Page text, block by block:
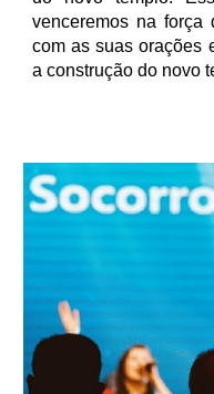
venceremos na
com as suas orações
a construção do novo